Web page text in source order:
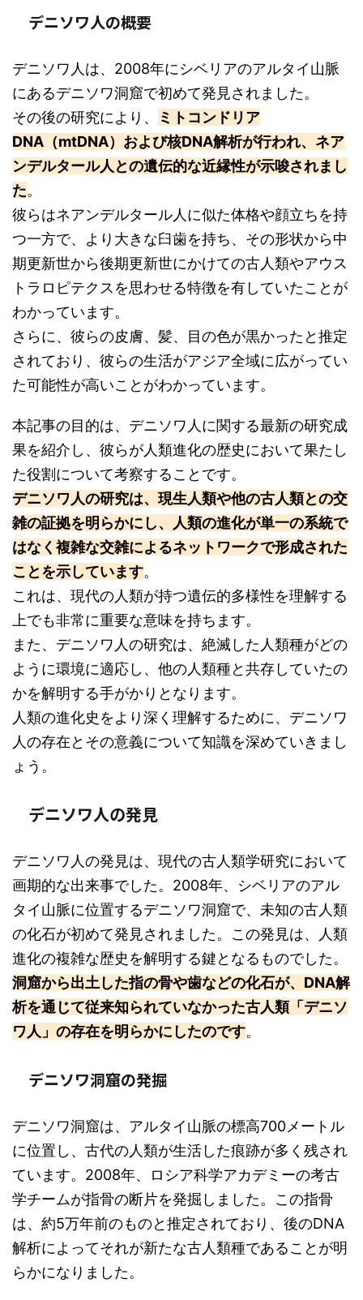
デニソワ人の概要
デニソワ人は、2008年にシベリアのアルタイ山脈
にあるデニソワ洞窟で初めて発見されました。
その後の研究により、
ミトコンドリア
DNA（mtDNA）および核DNA解析が行われ、ネア
ンデルタール人との遺伝的な近縁性が示唆されまし
た。
彼らはネアンデルタール人に似た体格や顔立ちを持
つ一方で、より大きな臼歯を持ち、その形状から中
期更新世から後期更新世にかけての古人類やアウス
トラロピテクスを思わせる特徴を有していたことが
わかっています。
さらに、彼らの皮膚、髪、目の色が黒かったと推定
されており、彼らの生活がアジア全域に広がってい
た可能性が高いことがわかっています。
本記事の目的は、デニソワ人に関する最新の研究成
果を紹介し、彼らが人類進化の歴史において果たし
た役割について考察することです。
デニソワ人の研究は、現生人類や他の古人類との交
雑の証拠を明らかにし、人類の進化が単一の系統で
はなく複雑な交雑によるネットワークで形成された
ことを示しています。
これは、現代の人類が持つ遺伝的多様性を理解する
上でも非常に重要な意味を持ちます。
また、デニソワ人の研究は、絶滅した人類種がどの
ように環境に適応し、他の人類種と共存していたの
かを解明する手がかりとなります。
人類の進化史をより深く理解するために、デニソワ
人の存在とその意義について知識を深めていきまし
ょう。
デニソワ人の発見
デニソワ人の発見は、現代の古人類学研究において
画期的な出来事でした。2008年、シベリアのアル
タイ山脈に位置するデニソワ洞窟で、未知の古人類
の化石が初めて発見されました。この発見は、人類
進化の複雑な歴史を解明する鍵となるものでした。
洞窟から出土した指の骨や歯などの化石が、DNA解
析を通じて従来知られていなかった古人類「デニソ
ワ人」の存在を明らかにしたのです。
デニソワ洞窟の発掘
デニソワ洞窟は、アルタイ山脈の標高700メートル
に位置し、古代の人類が生活した痕跡が多く残され
ています。2008年、ロシア科学アカデミーの考古
学チームが指骨の断片を発掘しました。この指骨
は、約5万年前のものと推定されており、後のDNA
解析によってそれが新たな古人類種であることが明
らかになりました。